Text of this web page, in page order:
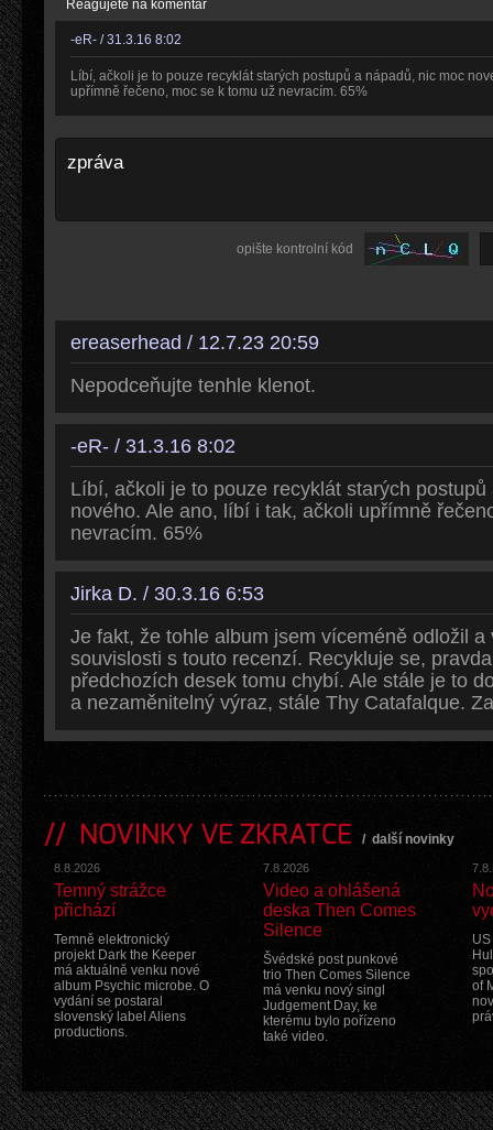
Reagujete na komentář
-eR- / 31.3.16 8:02
Líbí, ačkoli je to pouze recyklát starých postupů a nápadů, nic moc
upřímně řečeno, moc se k tomu už nevracím. 65%
opište kontrolní kód
ereaserhead / 12.7.23 20:59
Nepodceňujte tenhle klenot.
-eR- / 31.3.16 8:02
Líbí, ačkoli je to pouze recyklát starých
nového. Ale ano, líbí i tak, ačkoli upřímně
nevracím. 65%
Jirka D. / 30.3.16 6:53
Je fakt, že tohle album jsem víceméně odložil a
souvislosti s touto recenzí. Recykluje se,
předchozích desek tomu chybí. Ale stále je to
a nezaměnitelný výraz, stále Thy Catafalque.
NOVINKY VE ZKRATCE / další novinky
8.8.2026
Temný strážce
přichází
Temně elektronický
projekt Dark the Keeper
má aktuálně venku nové
album Psychic microbe. O
vydání se postaral
slovenský label Aliens
productions.
7.8.2026
Video a ohlášená
deska Then Comes
Silence
Švédské post punkové
trio Then Comes Silence
má venku nový singl
Judgement Day, ke
kterému bylo pořízeno
také video.
of